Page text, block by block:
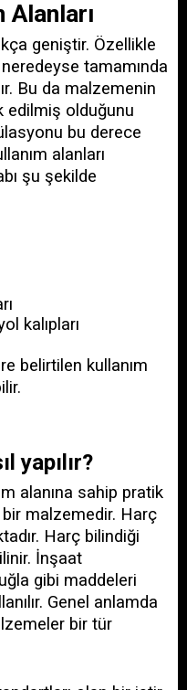
Alanları
geniştir. Özellikle
tamamında
Bu da malzemenin
edilmiş olduğunu
bu derece
alanları
şu şekilde
kalıpları
belirtilen kullanım
yapılır?
alanına sahip pratik
malzemedir. Harç
Harç bilindiği
İnşaat
gibi maddeleri
Genel anlamda
bir tür